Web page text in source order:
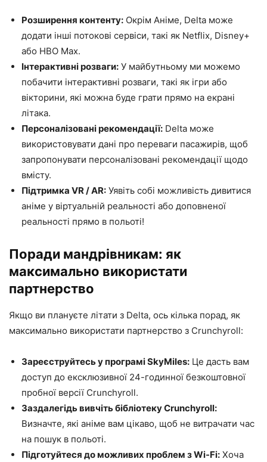
Розширення контенту: Окрім Аніме, Delta може
додати інші потокові сервіси, такі як Netflix, Disney+
або HBO Max.
Інтерактивні розваги: У майбутньому ми можемо
побачити інтерактивні розваги, такі як ігри або
вікторини, які можна буде грати прямо на екрані
літака.
Персоналізовані рекомендації: Delta може
використовувати дані про переваги пасажирів, щоб
запропонувати персоналізовані рекомендації щодо
вмісту.
Підтримка VR / AR: Уявіть собі можливість дивитися
аніме у віртуальній реальності або доповненої
реальності прямо в польоті!
Поради мандрівникам: як
максимально використати
партнерство
Якщо ви плануєте літати з Delta, ось кілька порад, як
максимально використати партнерство з Crunchyroll:
Зареєструйтесь у програмі SkyMiles: Це дасть вам
доступ до ексклюзивної 24-годинної безкоштовної
пробної версії Crunchyroll.
Заздалегідь вивчіть бібліотеку Crunchyroll:
Визначте, які аніме вам цікаво, щоб не витрачати час
на пошук в польоті.
Підготуйтеся до можливих проблем з Wi-Fi: Хоча